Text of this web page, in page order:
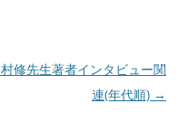
修先生著者インタビュー関
連(年代順) →